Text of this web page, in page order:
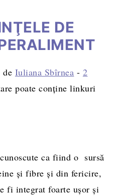
DE
de Iuliana Sbîrnea - 2
poate conține linkuri
ca fiind o sursă
și fibre și din fericire,
fi integrat foarte ușor şi